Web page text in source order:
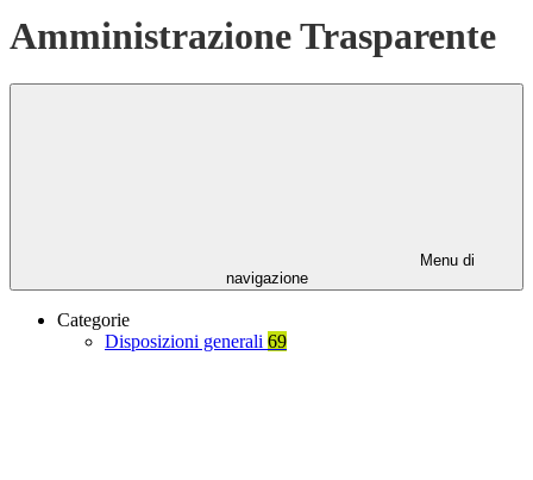
Amministrazione Trasparente
Menu di
navigazione
Categorie
Disposizioni generali 69